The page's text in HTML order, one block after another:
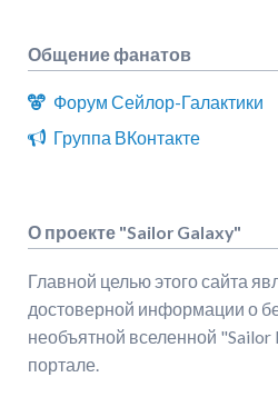
Общение фанатов
Форум Сейлор-Галактики
Группа ВКонтакте
О проекте "Sailor Galaxy"
Главной целью этого сайта
достоверной информации о
необъятной вселенной
портале.